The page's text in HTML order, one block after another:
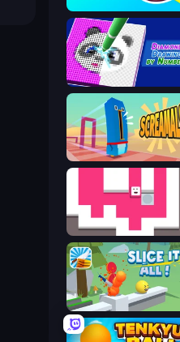
Screamals
Just Slide (Remastered)
Slice It All!